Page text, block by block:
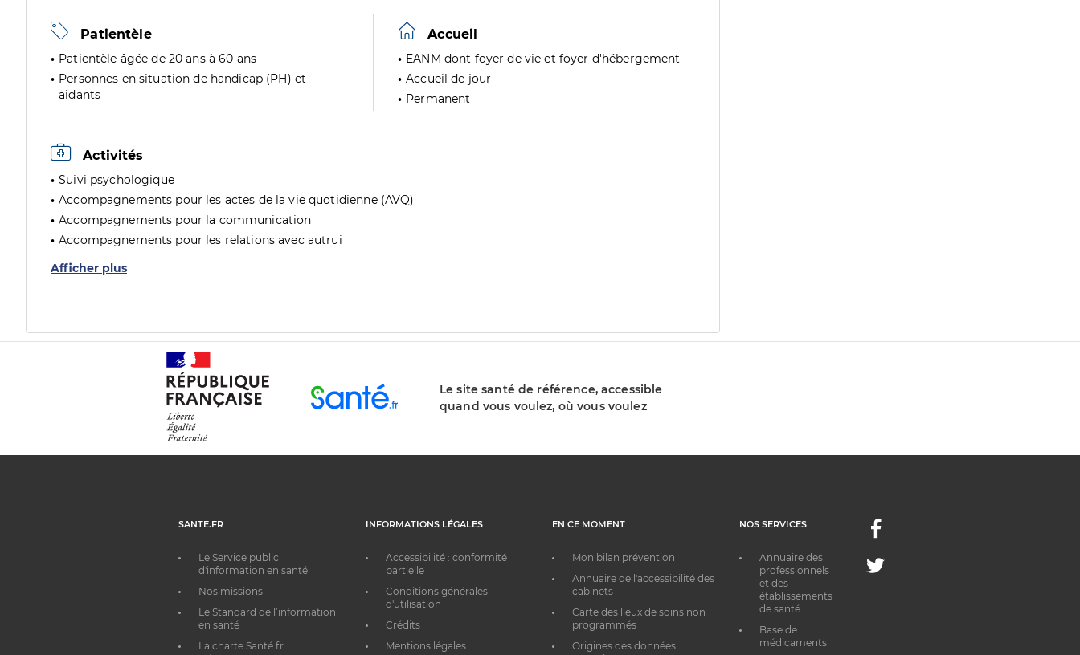
Patientèle
Patientèle âgée de 20 ans à 60 ans
Personnes en situation de handicap (PH) et
aidants
Accueil
EANM dont foyer de vie et foyer d'hébergement
Accueil de jour
Permanent
Activités
Suivi psychologique
Accompagnements pour les actes de la vie quotidienne (AVQ)
Accompagnements pour la communication
Accompagnements pour les relations avec autrui
Afficher plus
Le site santé de référence, accessible
quand vous voulez, où vous voulez
SANTE.FR
Le Service public
d'information en santé
Nos missions
Le Standard de l’information
en santé
La charte Santé.fr
INFORMATIONS LÉGALES
Accessibilité : conformité
partielle
Conditions générales
d'utilisation
Crédits
Mentions légales
EN CE MOMENT
Mon bilan prévention
Annuaire de l'accessibilité des
cabinets
Carte des lieux de soins non
programmés
Origines des données
NOS SERVICES
Annuaire des
professionnels
et des
établissements
de santé
Base de
médicaments
Facebook
Twitter